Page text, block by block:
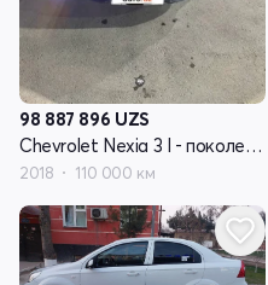
98 887 896 UZS
Chevrolet Nexia 3 I - поколение
2018 110 000 км